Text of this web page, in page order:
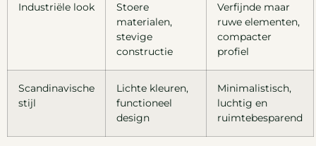
Industriële look
Stoere
materialen,
stevige
constructie
Verfijnde maar
ruwe elementen,
compacter
profiel
Scandinavische
stijl
Lichte kleuren,
functioneel
design
Minimalistisch,
luchtig en
ruimtebesparend